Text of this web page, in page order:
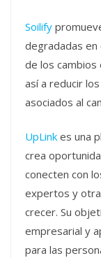
Soilify
degradadas en
de los cambios
así a reducir
asociados al
UpLink es una
crea
conecten con
expertos y
crecer. Su
empresarial y
para las